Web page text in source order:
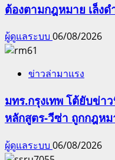
ต้องตามกฎหมาย เล็ง
ผู้ดูแลระบบ 06/08/2026
ข่าวล่ามาแรง
มทร.กรุงเทพ โต้ยับข่า
หลักสูตร-วีซ่า ถูกกฎห
ผู้ดูแลระบบ 06/08/2026